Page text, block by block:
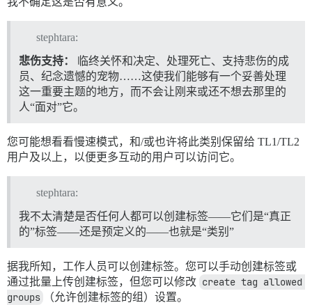
stephtara:
悲伤支持：
临终关怀和决定、处理死亡、支持悲伤的成
员、纪念遗憾的宠物……这使我们能够有一个妥善处理
这一重要主题的地方，而不会让刚来或还不想去那里的
人“面对”它。
您可能想看看慢速模式，和/或也许将此类别保留给 TL1/TL2
用户及以上，以便更多互动的用户可以访问它。
stephtara:
我不太清楚是否任何人都可以创建标签——它们是“真正
的”标签——还是预定义的——也就是“类别”
据我所知，工作人员可以创建标签。您可以手动创建标签或
通过批量上传创建标签，但您可以修改 create tag allowed
groups
（允许创建标签的组）设置。